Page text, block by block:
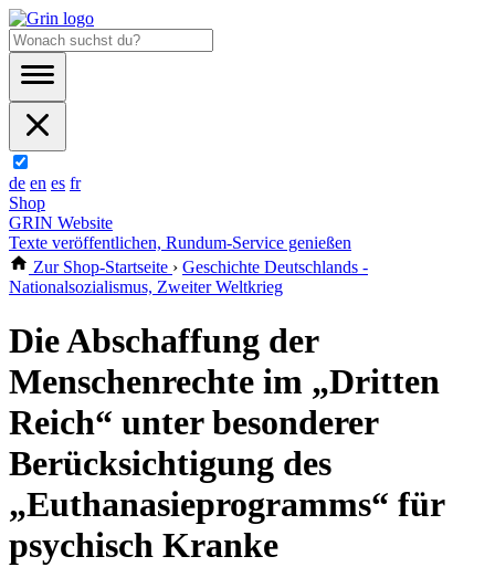
de en es fr
Shop
GRIN Website
Texte veröffentlichen, Rundum-Service genießen
Zur Shop-Startseite › Geschichte Deutschlands -
Nationalsozialismus, Zweiter Weltkrieg
Die Abschaffung der
Menschenrechte im „Dritten
Reich“ unter besonderer
Berücksichtigung des
„Euthanasieprogramms“ für
psychisch Kranke